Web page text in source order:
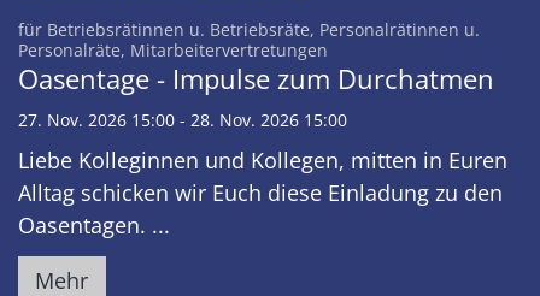
für Betriebsrätinnen u. Betriebsräte, Personalrätinnen u.
Personalräte, Mitarbeitervertretungen
Oasentage - Impulse zum Durchatmen
27. Nov. 2026 15:00 - 28. Nov. 2026 15:00
Liebe Kolleginnen und Kollegen, mitten in Euren
Alltag schicken wir Euch diese Einladung zu den
Oasentagen. ...
Mehr